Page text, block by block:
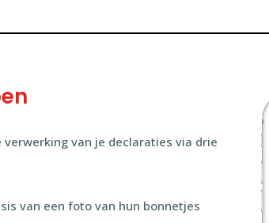
van je declaraties via drie
van een foto van hun bonnetjes